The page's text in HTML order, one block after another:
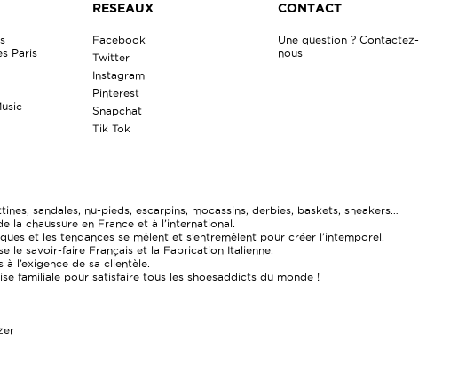
Paris
RESEAUX
Facebook
Twitter
Instagram
Pinterest
Snapchat
Tik Tok
CONTACT
Une question ? Contactez-
nous
sandales, nu-pieds, escarpins, mocassins, derbies, baskets, sneakers…
la chaussure en France et à l’international.
et les tendances se mêlent et s’entremêlent pour créer l’intemporel.
le savoir-faire Français et la Fabrication Italienne.
l’exigence de sa clientèle.
familiale pour satisfaire tous les shoesaddicts du monde !